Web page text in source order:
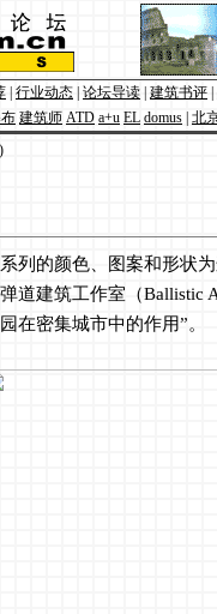
行业动态 论坛导读 建筑书评
建筑师 ATD a+u EL domus 北
列的颜色、图案和形状
道建筑工作室（Ballistic
在密集城市中的作用”。